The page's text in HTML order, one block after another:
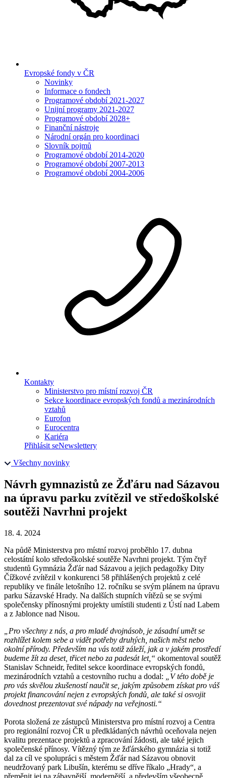
Evropské fondy v ČR
Novinky
Informace o fondech
Programové období 2021-2027
Unijní programy 2021-2027
Programové období 2028+
Finanční nástroje
Národní orgán pro koordinaci
Slovník pojmů
Programové období 2014-2020
Programové období 2007-2013
Programové období 2004-2006
Kontakty
Ministerstvo pro místní rozvoj ČR
Sekce koordinace evropských fondů a mezinárodních
vztahů
Eurofon
Eurocentra
Kariéra
Přihlásit seNewslettery
Všechny novinky
Návrh gymnazistů ze Žďáru nad Sázavou
na úpravu parku zvítězil ve středoškolské
soutěži Navrhni projekt
18. 4. 2024
Na půdě Ministerstva pro místní rozvoj proběhlo 17. dubna
celostátní kolo středoškolské soutěže Navrhni projekt. Tým čtyř
studentů Gymnázia Žďár nad Sázavou a jejich pedagožky Dity
Čížkové zvítězil v konkurenci 58 přihlášených projektů z celé
republiky ve finále letošního 12. ročníku se svým plánem na úpravu
parku Sázavské Hrady. Na dalších stupních vítězů se se svými
společensky přínosnými projekty umístili studenti z Ústí nad Labem
a z Jablonce nad Nisou.
„Pro všechny z nás, a pro mladé dvojnásob, je zásadní umět se
rozhlížet kolem sebe a vidět potřeby druhých, našich měst nebo
okolní přírody. Především na vás totiž záleží, jak a v jakém prostředí
budeme žít za deset, třicet nebo za padesát let,“ okomentoval soutěž
Stanislav Schneidr, ředitel sekce koordinace evropských fondů,
mezinárodních vztahů a cestovního ruchu a dodal: „V této době je
pro vás skvělou zkušeností naučit se, jakým způsobem získat pro váš
projekt financování nejen z evropských fondů, ale také si osvojit
dovednost prezentovat své nápady na veřejnosti.“
Porota složená ze zástupců Ministerstva pro místní rozvoj a Centra
pro regionální rozvoj ČR u předkládaných návrhů oceňovala nejen
kvalitu prezentace projektů a zpracování žádosti, ale také jejich
společenské přínosy. Vítězný tým ze žďárského gymnázia si totiž
dal za cíl ve spolupráci s městem Žďár nad Sázavou obnovit
neudržovaný park Libušín, kterému se dříve říkalo „Hrady“, a
přeměnit jej na zábavnější, modernější, a především všeobecně